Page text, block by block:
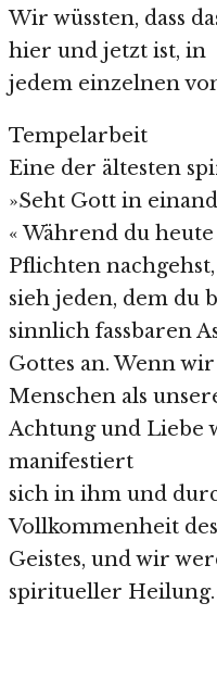
Wir wüssten, dass
hier und jetzt ist, in
jedem einzelnen
Tempelarbeit
Eine der ältesten
»Seht Gott in
« Während du
Pflichten nachgehst,
sieh jeden, dem du
sinnlich fassbaren
Gottes an. Wenn
Menschen als
Achtung und Liebe
manifestiert
sich in ihm und
Vollkommenheit
Geistes, und wir
spiritueller Heilung.